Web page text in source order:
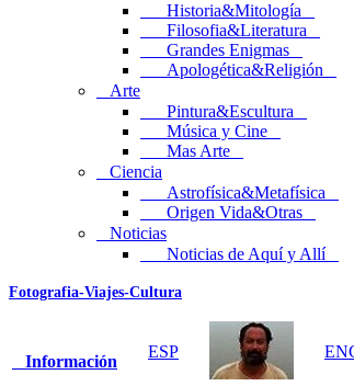
Historia&Mitología
Filosofia&Literatura
Grandes Enigmas
Apologética&Religión
Arte
Pintura&Escultura
Música y Cine
Mas Arte
Ciencia
Astrofísica&Metafísica
Origen Vida&Otras
Noticias
Noticias de Aquí y Allí
Fotografia-Viajes-Cultura
Información
ESP